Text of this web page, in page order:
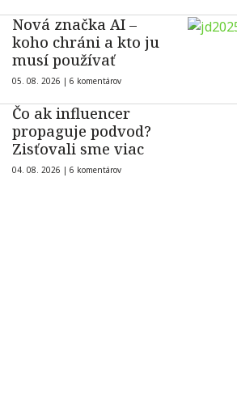
Nová značka AI –
koho chráni a kto ju
musí používať
05. 08. 2026 | 6 komentárov
Čo ak influencer
propaguje podvod?
Zisťovali sme viac
04. 08. 2026 | 6 komentárov